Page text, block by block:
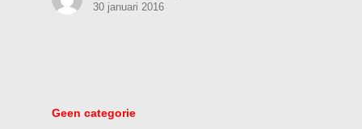
30 januari 2016
Geen categorie